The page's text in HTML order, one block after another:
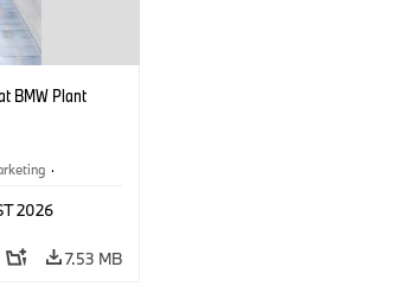
BMW Plant
·
2026
7.53 MB